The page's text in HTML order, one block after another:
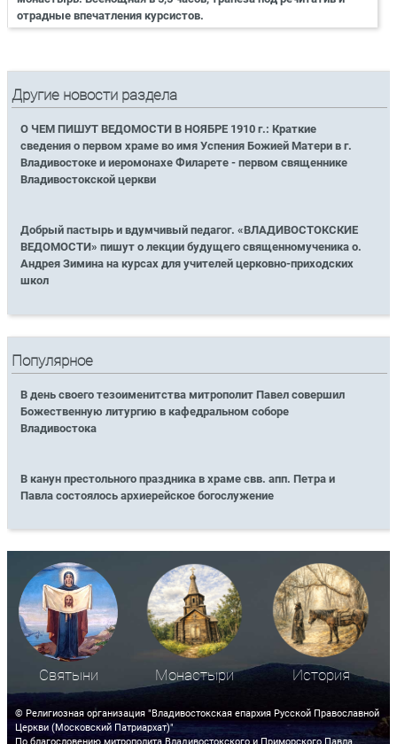
отрадные впечатления курсистов.
Другие новости раздела
О ЧЕМ ПИШУТ ВЕДОМОСТИ В НОЯБРЕ 1910 г.: Краткие
сведения о первом храме во имя Успения Божией Матери в г.
Владивостоке и иеромонахе Филарете - первом священнике
Владивостокской церкви
Добрый пастырь и вдумчивый педагог. «ВЛАДИВОСТОКСКИЕ
ВЕДОМОСТИ» пишут о лекции будущего священномученика о.
Андрея Зимина на курсах для учителей церковно-приходских
школ
Популярное
В день своего тезоименитства митрополит Павел совершил
Божественную литургию в кафедральном соборе
Владивостока
В канун престольного праздника в храме свв. апп. Петра и
Павла состоялось архиерейское богослужение
Святыни Монастыри История
© Религиозная организация "Владивостокская епархия Русской Православной
Церкви (Московский Патриархат)"
По благословению митрополита Владивостокского и Приморского Павла.